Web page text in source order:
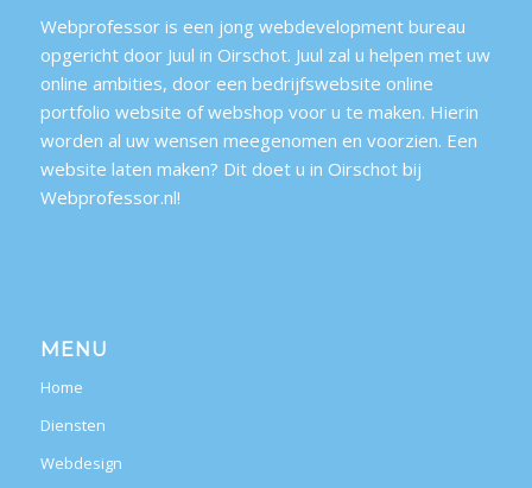
Webprofessor is een jong webdevelopment bureau
opgericht door Juul in Oirschot. Juul zal u helpen met uw
online ambities, door een bedrijfswebsite online
portfolio website of webshop voor u te maken. Hierin
worden al uw wensen meegenomen en voorzien. Een
website laten maken? Dit doet u in Oirschot bij
Webprofessor.nl!
MENU
Home
Diensten
Webdesign